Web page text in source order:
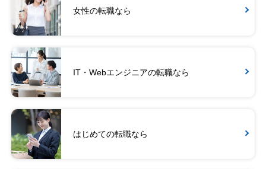
女性の転職なら
IT・Webエンジニアの転職なら
はじめての転職なら